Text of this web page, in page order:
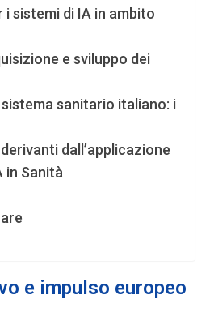
sistemi di IA in ambito
e sviluppo dei
sistema sanitario italiano: i
dall’applicazione
in Sanità
e impulso europeo